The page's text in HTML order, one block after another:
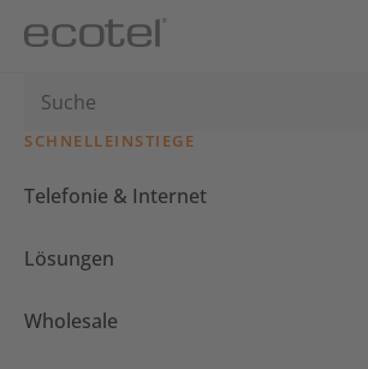
SCHNELLEINSTIEGE
Telefonie & Internet
Lösungen
Wholesale